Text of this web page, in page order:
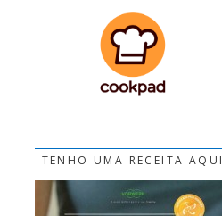
TENHO UMA RECEITA AQUI